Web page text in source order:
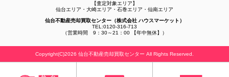
【査定対象エリア】
仙台エリア・大崎エリア・石巻エリア・仙南エリア
仙台不動産売却買取センター（株式会社 ハウスマーケット）
TEL:0120-316-713
（営業時間 9：30～21：00 【年中無休】）
Copyright(C)2026 仙台不動産売却買取センター All Rights Reserved.